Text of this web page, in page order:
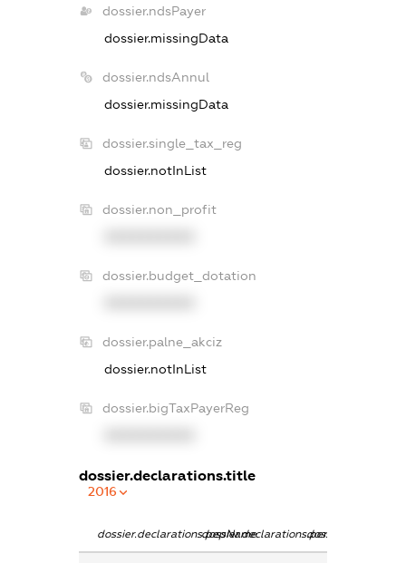
dossier.ndsPayer
dossier.missingData
dossier.ndsAnnul
dossier.missingData
dossier.single_tax_reg
dossier.notInList
dossier.non_profit
dossier.budget_dotation
dossier.palne_akciz
dossier.notInList
dossier.bigTaxPayerReg
dossier.declarations.title
2016
dossier.declarations.pepNamedossier.declarations.personName